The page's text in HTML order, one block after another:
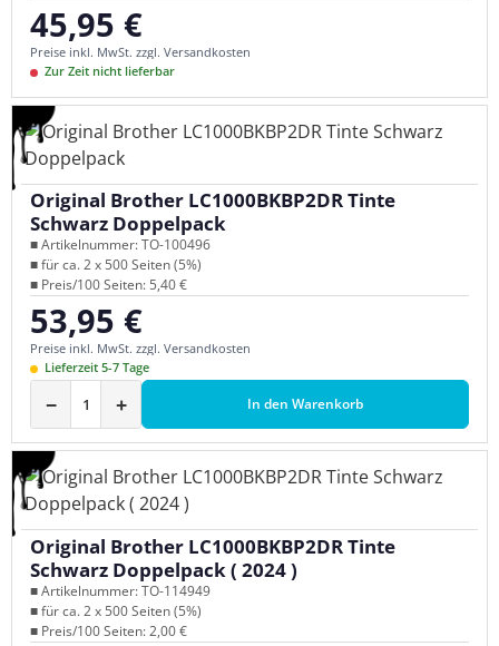
Regulärer Preis:
45,95 €
Preise inkl. MwSt. zzgl. Versandkosten
Zur Zeit nicht lieferbar
Original Brother LC1000BKBP2DR Tinte
Schwarz Doppelpack
■ Artikelnummer: TO-100496
■ für ca. 2 x 500 Seiten (5%)
■ Preis/100 Seiten: 5,40 €
Regulärer Preis:
53,95 €
Preise inkl. MwSt. zzgl. Versandkosten
Lieferzeit 5-7 Tage
− + In den Warenkorb
Original Brother LC1000BKBP2DR Tinte
Schwarz Doppelpack ( 2024 )
■ Artikelnummer: TO-114949
■ für ca. 2 x 500 Seiten (5%)
■ Preis/100 Seiten: 2,00 €